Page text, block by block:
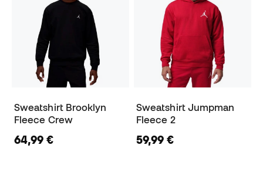
Sweatshirt Brooklyn
Fleece Crew
64,99 €
Sweatshirt Jumpman
Fleece 2
59,99 €